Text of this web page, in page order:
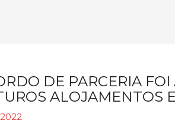
DE PARCERIA
ALOJAMENTOS